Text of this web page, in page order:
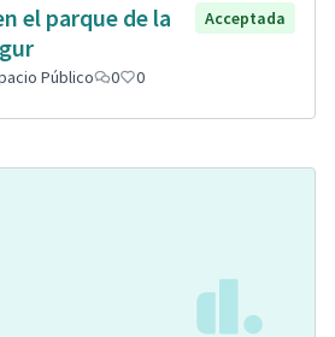
el parque de la
Acceptada
Público 0 0